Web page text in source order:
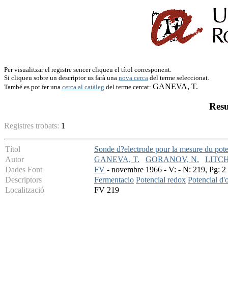
Per visualitzar el registre sencer cliqueu el títol corresponent.
Si cliqueu sobre un descriptor us farà una nova cerca del terme seleccionat.
També es pot fer una cerca al catàleg del terme cercat: GANEVA, T.
Registres trobats: 1
Títol
Sonde d?electrode pour la mesure du
Autor
GANEVA, T. GORANOV, N.
Dades Font
FV - novembre 1966 - V: - N: 219, Pg: 2
Descriptors
Fermentacio Potencial redox Potencial
Localització
FV 219